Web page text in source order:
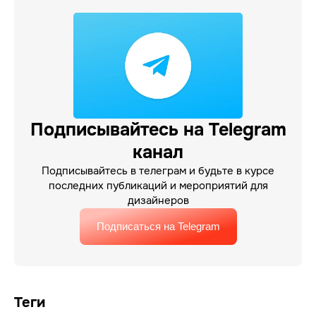
Подписывайтесь на Telegram
канал
Подписывайтесь в телеграм и будьте в курсе
последних публикаций и мероприятий для
дизайнеров
Подписаться на Telegram
Теги